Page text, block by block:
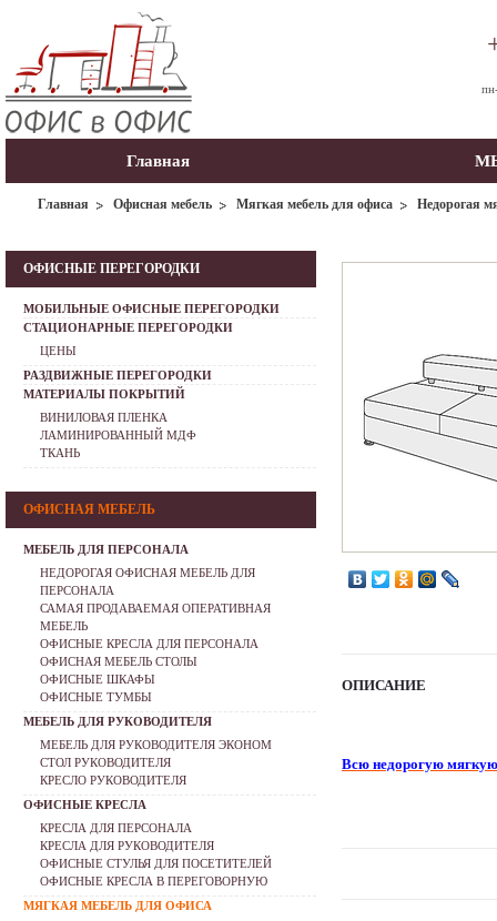
Главная
Главная Офисная мебель Мягкая мебель для офиса Недорогая
ОПИСАНИЕ
Всю недорогую
ОФИСНЫЕ ПЕРЕГОРОДКИ
МОБИЛЬНЫЕ ОФИСНЫЕ ПЕРЕГОРОДКИ
СТАЦИОНАРНЫЕ ПЕРЕГОРОДКИ
ЦЕНЫ
РАЗДВИЖНЫЕ ПЕРЕГОРОДКИ
МАТЕРИАЛЫ ПОКРЫТИЙ
ВИНИЛОВАЯ ПЛЕНКА
ЛАМИНИРОВАННЫЙ МДФ
ТКАНЬ
ОФИСНАЯ МЕБЕЛЬ
МЕБЕЛЬ ДЛЯ ПЕРСОНАЛА
НЕДОРОГАЯ ОФИСНАЯ МЕБЕЛЬ ДЛЯ
ПЕРСОНАЛА
САМАЯ ПРОДАВАЕМАЯ ОПЕРАТИВНАЯ
МЕБЕЛЬ
ОФИСНЫЕ КРЕСЛА ДЛЯ ПЕРСОНАЛА
ОФИСНАЯ МЕБЕЛЬ СТОЛЫ
ОФИСНЫЕ ШКАФЫ
ОФИСНЫЕ ТУМБЫ
МЕБЕЛЬ ДЛЯ РУКОВОДИТЕЛЯ
МЕБЕЛЬ ДЛЯ РУКОВОДИТЕЛЯ ЭКОНОМ
СТОЛ РУКОВОДИТЕЛЯ
КРЕСЛО РУКОВОДИТЕЛЯ
ОФИСНЫЕ КРЕСЛА
КРЕСЛА ДЛЯ ПЕРСОНАЛА
КРЕСЛА ДЛЯ РУКОВОДИТЕЛЯ
ОФИСНЫЕ СТУЛЬЯ ДЛЯ ПОСЕТИТЕЛЕЙ
ОФИСНЫЕ КРЕСЛА В ПЕРЕГОВОРНУЮ
МЯГКАЯ МЕБЕЛЬ ДЛЯ ОФИСА